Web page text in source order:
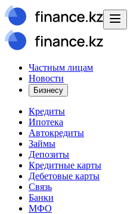
Частным лицам
Новости
Бизнесу
Кредиты
Ипотека
Автокредиты
Займы
Депозиты
Кредитные карты
Дебетовые карты
Связь
Банки
МФО